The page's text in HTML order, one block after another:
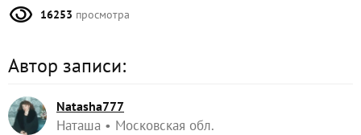
16253 просмотра
Автор записи:
Natasha777
Наташа
Московская обл.